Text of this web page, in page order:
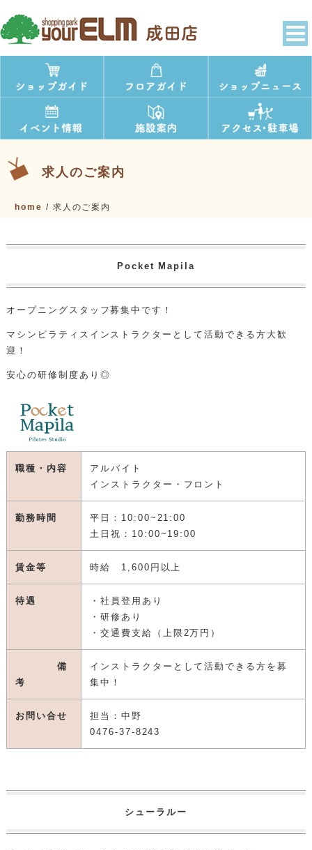
求人のご案内
home / 求人のご案内
Pocket Mapila
オープニングスタッフ募集中です！
マシンピラティスインストラクターとして活動できる方大歓
迎！
安心の研修制度あり◎
職種・内容
アルバイト
インストラクター・フロント
勤務時間
平日：10:00~21:00
土日祝：10:00~19:00
賃金等 時給 1,600円以上
待遇
・社員登用あり
・研修あり
・交通費支給（上限2万円）
備
考
インストラクターとして活動できる方を募
集中！
お問い合せ
担当：中野
0476-37-8243
シューラルー